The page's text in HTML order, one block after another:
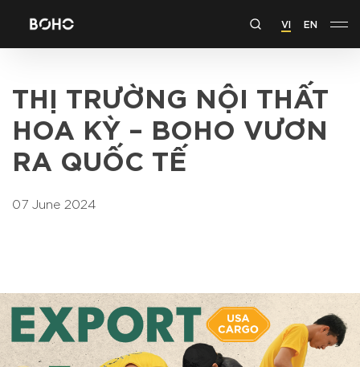
VI EN
THỊ TRƯỜNG NỘI THẤT
HOA KỲ – BOHO VƯƠN
RA QUỐC TẾ
07 June 2024